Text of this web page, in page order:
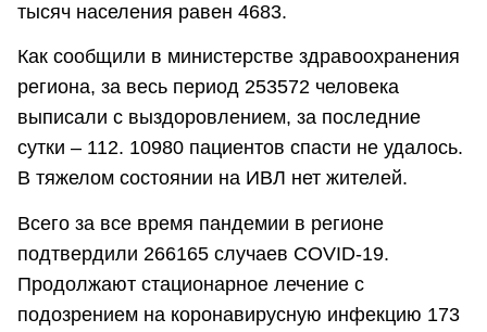
тысяч населения равен 4683.
Как сообщили в министерстве здравоохранения
региона, за весь период 253572 человека
выписали с выздоровлением, за последние
сутки – 112. 10980 пациентов спасти не удалось.
В тяжелом состоянии на ИВЛ нет жителей.
Всего за все время пандемии в регионе
подтвердили 266165 случаев COVID-19.
Продолжают стационарное лечение с
подозрением на коронавирусную инфекцию 173